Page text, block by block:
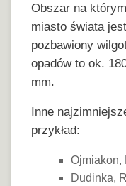
Obszar na
miasto świata
pozbawiony
opadów to ok.
mm.
Inne
przykład:
Ojmiakon,
Dudinka,